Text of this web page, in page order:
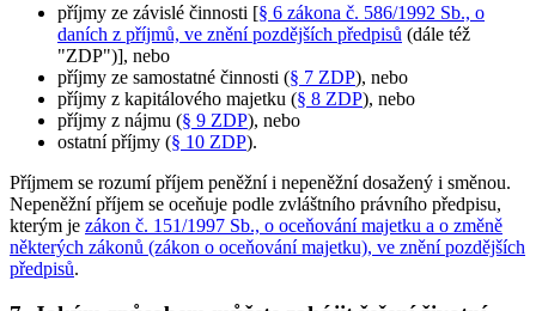
příjmy ze závislé činnosti [§ 6 zákona č. 586/1992 Sb., o
daních z příjmů, ve znění pozdějších předpisů (dále též
"ZDP")], nebo
příjmy ze samostatné činnosti (§ 7 ZDP), nebo
příjmy z kapitálového majetku (§ 8 ZDP), nebo
příjmy z nájmu (§ 9 ZDP), nebo
ostatní příjmy (§ 10 ZDP).
Příjmem se rozumí příjem peněžní i nepeněžní dosažený i směnou.
Nepeněžní příjem se oceňuje podle zvláštního právního předpisu,
kterým je zákon č. 151/1997 Sb., o oceňování majetku a o změně
některých zákonů (zákon o oceňování majetku), ve znění pozdějších
předpisů.